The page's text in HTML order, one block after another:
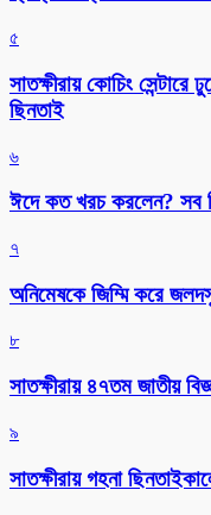
৫
সাতক্ষীরায় কোচিং
ছিনতাই
৬
ঈদে কত খরচ করলেন? সব
৭
অনিমেষকে জিম্মি করে
৮
সাতক্ষীরায় ৪৭তম জাতীয়
৯
সাতক্ষীরায় গহনা